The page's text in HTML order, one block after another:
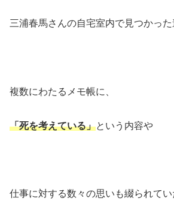
三浦春馬さんの自宅室内で見つかった
複数にわたるメモ帳に、
「死を考えている」という内容や
仕事に対する数々の思いも綴られてい